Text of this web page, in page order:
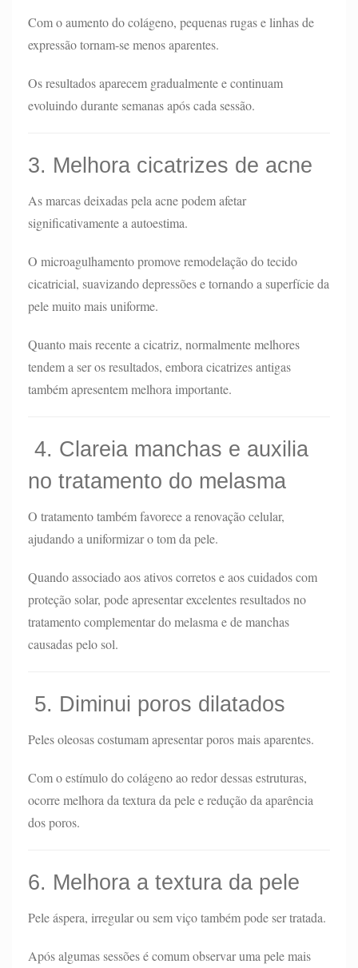
Com o aumento do colágeno, pequenas rugas e linhas de
expressão tornam-se menos aparentes.
Os resultados aparecem gradualmente e continuam
evoluindo durante semanas após cada sessão.
3. Melhora cicatrizes de acne
As marcas deixadas pela acne podem afetar
significativamente a autoestima.
O microagulhamento promove remodelação do tecido
cicatricial, suavizando depressões e tornando a superfície da
pele muito mais uniforme.
Quanto mais recente a cicatriz, normalmente melhores
tendem a ser os resultados, embora cicatrizes antigas
também apresentem melhora importante.
4. Clareia manchas e auxilia
no tratamento do melasma
O tratamento também favorece a renovação celular,
ajudando a uniformizar o tom da pele.
Quando associado aos ativos corretos e aos cuidados com
proteção solar, pode apresentar excelentes resultados no
tratamento complementar do melasma e de manchas
causadas pelo sol.
5. Diminui poros dilatados
Peles oleosas costumam apresentar poros mais aparentes.
Com o estímulo do colágeno ao redor dessas estruturas,
ocorre melhora da textura da pele e redução da aparência
dos poros.
6. Melhora a textura da pele
Pele áspera, irregular ou sem viço também pode ser tratada.
Após algumas sessões é comum observar uma pele mais